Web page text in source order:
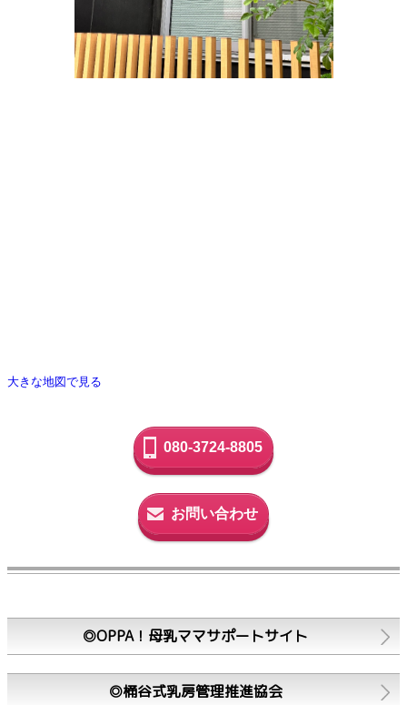
大きな地図で見る
080-3724-8805
お問い合わせ
◎OPPA！母乳ママサポートサイト
◎桶谷式乳房管理推進協会